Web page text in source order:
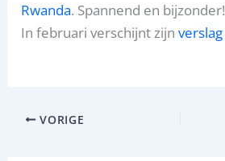
Rwanda. Spannend en bijzonder!
In februari verschijnt zijnverslag
VORIGE